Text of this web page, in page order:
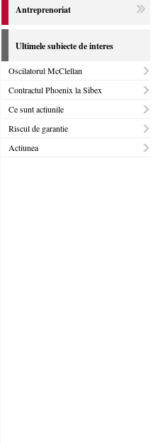
Antreprenoriat
Ultimele subiecte de interes
Oscilatorul McClellan
Contractul Phoenix la Sibex
Ce sunt actiunile
Riscul de garantie
Actiunea